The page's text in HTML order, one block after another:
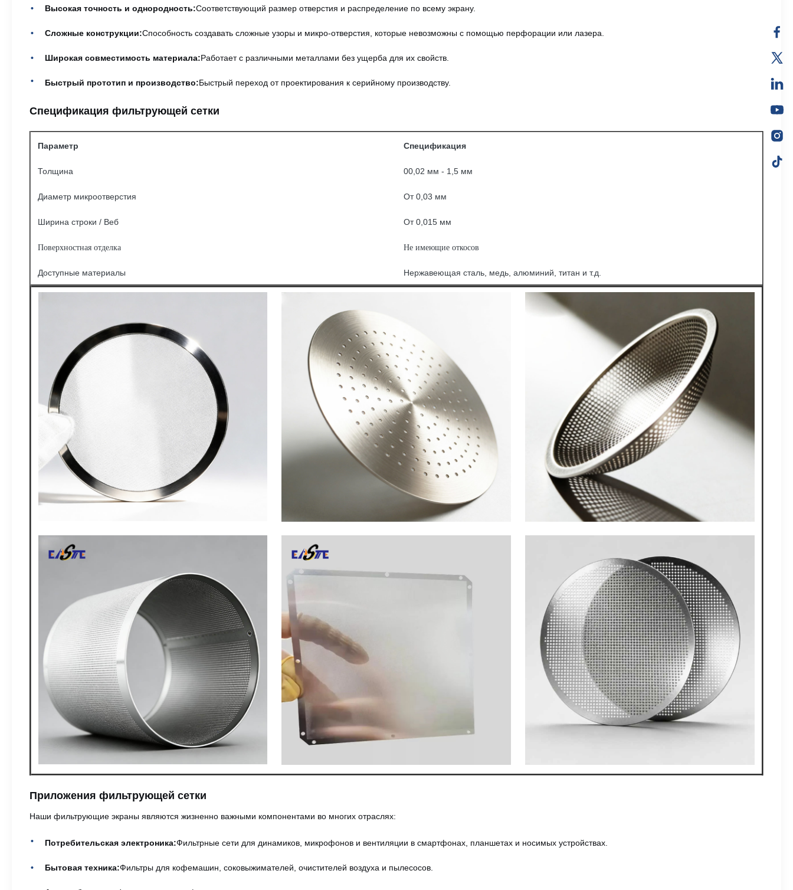
Высокая точность и однородность:Соответствующий размер отверстия и распределение по всему экрану.
Сложные конструкции:Способность создавать сложные узоры и микро-отверстия, которые невозможны с помощью перфорации или лазера.
Широкая совместимость материала:Работает с различными металлами без ущерба для их свойств.
Быстрый прототип и производство:Быстрый переход от проектирования к серийному производству.
Спецификация фильтрующей сетки
Параметр Спецификация
Толщина 00,02 мм - 1,5 мм
Диаметр микроотверстия От 0,03 мм
Ширина строки / Веб От 0,015 мм
Поверхностная отделка Не имеющие откосов
Доступные материалы Нержавеющая сталь, медь, алюминий, титан и т.д.
Приложения фильтрующей сетки
Наши фильтрующие экраны являются жизненно важными компонентами во многих отраслях:
Потребительская электроника:Фильтрные сети для динамиков, микрофонов и вентиляции в смартфонах, планшетах и носимых устройствах.
Бытовая техника:Фильтры для кофемашин, соковыжимателей, очистителей воздуха и пылесосов.